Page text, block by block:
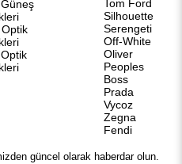
Optik
Tom Ford
Silhouette
Serengeti
Off-White
Oliver
Peoples
Boss
Prada
Vycoz
Zegna
Fendi
güncel olarak haberdar olun.